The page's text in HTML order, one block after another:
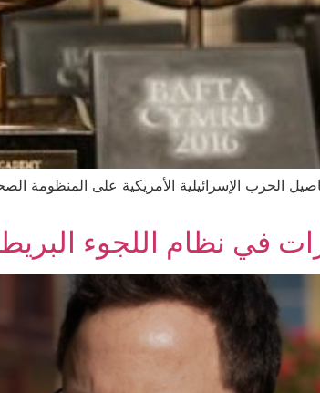
الحرب الإسرائيلية الأمريكية على المنظومة
في نظام اللجوء